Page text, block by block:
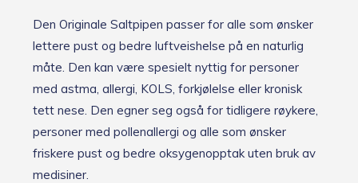
Den Originale Saltpipen passer for alle som ønsker
lettere pust og bedre luftveishelse på en naturlig
måte. Den kan være spesielt nyttig for personer
med astma, allergi, KOLS, forkjølelse eller kronisk
tett nese. Den egner seg også for tidligere røykere,
personer med pollenallergi og alle som ønsker
friskere pust og bedre oksygenopptak uten bruk av
medisiner.